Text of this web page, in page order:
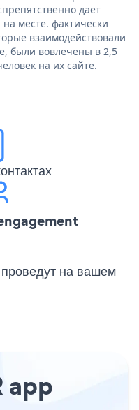
дает
месте. фактически
взаимодействовали
были вовлечены в 2,5
на их сайте.
проведут на вашем
app